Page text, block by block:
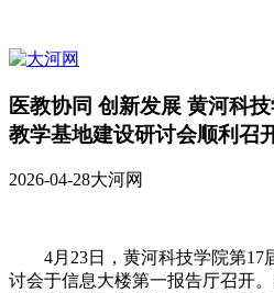
医教协同 创新发展 黄河科
教学基地建设研讨会顺利召
2026-04-28大河网
4月23日，黄河科技学院第
讨会于信息大楼第一报告厅召开